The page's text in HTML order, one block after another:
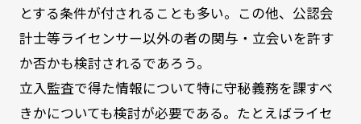
とする条件が付されることも多い。この他、公認会
計士等ライセンサー以外の者の関与・立会いを許す
か否かも検討されるであろう。
立入監査で得た情報について特に守秘義務を課すべ
きかについても検討が必要である。たとえばライセ